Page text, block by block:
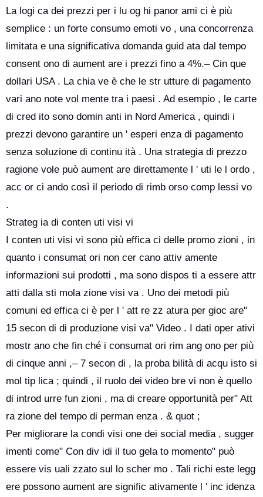
La logi ca dei prezzi per i lu og hi panor ami ci è più
semplice : un forte consumo emoti vo , una concorrenza
limitata e una significativa domanda guid ata dal tempo
consent ono di aument are i prezzi fino a 4%.– Cin que
dollari USA . La chia ve è che le str utture di pagamento
vari ano note vol mente tra i paesi . Ad esempio , le carte
di cred ito sono domin anti in Nord America , quindi i
prezzi devono garantire un ' esperi enza di pagamento
senza soluzione di continu ità . Una strategia di prezzo
ragione vole può aument are direttamente l ' uti le l ordo ,
acc or ci ando così il periodo di rimb orso comp lessi vo
.
Strateg ia di conten uti visi vi
I conten uti visi vi sono più effica ci delle promo zioni , in
quanto i consumat ori non cer cano attiv amente
informazioni sui prodotti , ma sono dispos ti a essere attr
atti dalla sti mola zione visi va . Uno dei metodi più
comuni ed effica ci è per l ' att re zz atura per gioc are"
15 secon di di produzione visi va" Video . I dati oper ativi
mostr ano che fin ché i consumat ori rim ang ono per più
di cinque anni ,– 7 secon di , la proba bilità di acqu isto si
mol tip lica ; quindi , il ruolo dei video bre vi non è quello
di introd urre fun zioni , ma di creare opportunità per" Att
ra zione del tempo di perman enza . & quot ;
Per migliorare la condi visi one dei social media , sugger
imenti come" Con div idi il tuo gela to momento" può
essere vis uali zzato sul lo scher mo . Tali richi este legg
ere possono aument are signific ativamente l ' inc idenza